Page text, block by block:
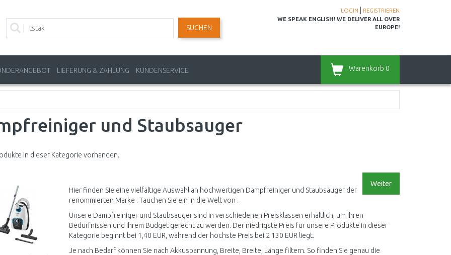
LOGIN
REGISTRIEREN
WE SPEAK ENGLISH! WE DELIVER ALL OVER
EUROPE!
SUCHEN
LIEFERUNG & ZAHLUNG KUNDENSERVICE Warenkorb 0
und Staubsauger
in dieser Kategorie vorhanden.
Weiter
Hier finden Sie eine vielfältige Auswahl an hochwertigen Dampfreiniger und Staubsauger der
renommierten Marke . Tauchen Sie ein in die Welt von .
Unsere Dampfreiniger und Staubsauger sind in verschiedenen Preisklassen erhältlich, um Ihren
Bedürfnissen und Ihrem Budget gerecht zu werden. Der niedrigste Preis für unsere Produkte in dieser
Kategorie beginnt bei 1,40 EUR, während der höchste Preis bei 2 130 EUR liegt.
Je nach Bedarf können Sie nach Akkuspannung, Breite, Breite, Länge filtern. So finden Sie genau die